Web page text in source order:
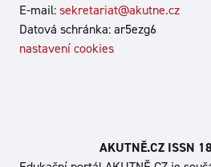
E-mail:sekretariat@akutne.cz
Datová schránka: ar5ezg6
nastavení cookies
AKUTNĚ.CZ ISSN